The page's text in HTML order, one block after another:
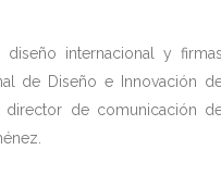
internacional y firmas
de Diseño e Innovación
director de comunicación